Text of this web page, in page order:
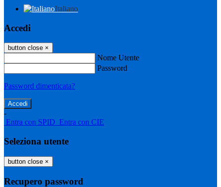
Italiano
Accedi
button close ×
Nome Utente
Password
Password dimenticata?
-
Entra con SPID Entra con CIE
Seleziona utente
button close ×
Recupero password